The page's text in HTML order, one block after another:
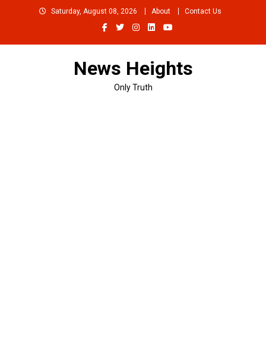
Saturday, August 08, 2026 About Contact Us
News Heights
Only Truth